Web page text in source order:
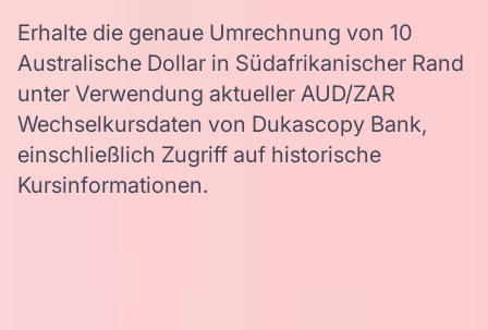
Erhalte die genaue Umrechnung von 10
Australische Dollar in Südafrikanischer Rand
unter Verwendung aktueller AUD/ZAR
Wechselkursdaten von Dukascopy Bank,
einschließlich Zugriff auf historische
Kursinformationen.